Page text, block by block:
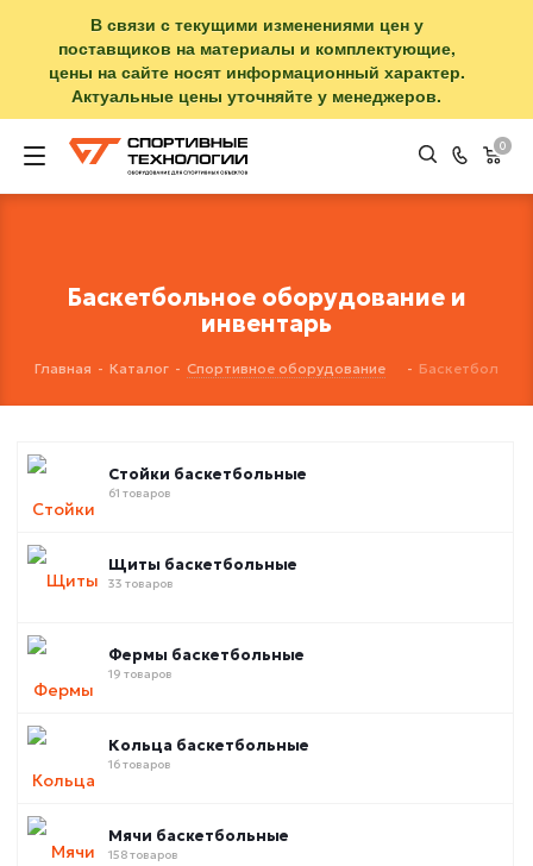
В связи с текущими изменениями цен у
поставщиков на материалы и комплектующие,
цены на сайте носят информационный характер.
Актуальные цены уточняйте у менеджеров.
0
Баскетбольное оборудование и
инвентарь
Главная - Каталог - Спортивное оборудование - Баскетбол
Стойки баскетбольные
61 товаров
Щиты баскетбольные
33 товаров
Фермы баскетбольные
19 товаров
Кольца баскетбольные
16 товаров
Мячи баскетбольные
158 товаров